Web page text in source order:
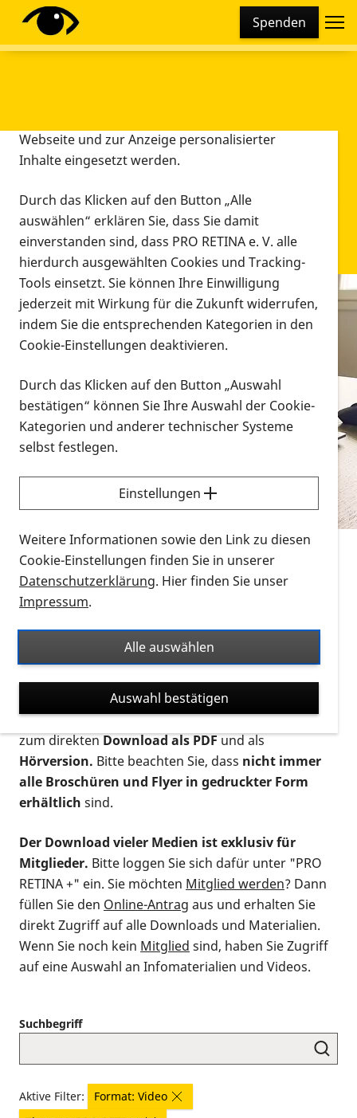
Spenden
Infomaterial
Infomaterial
Vorlesen
Alle Infomaterialien in verschiedenen
Formaten an einem Ort
Sie möchten wissen, wie Sie nach Infonmaterial
suchen und dieses bestellen bzw. herunterladen
können? Schauen Sie sich dieErklärvideos zum
Thema Infomaterial auf der PRO RETINA-Website
für blinde und sehbehinderte Menschen an.
Auf dieser Seite finden Sie sämtliches Infomaterial
Ort. Nutzen Sie den Formatfilter, um ausschließlich
nach Flyern und Broschüren, Audios oder Videos zu
suchen. Die meisten Flyer und Broschüren werden in
verschiedenen Formaten angeboten: zur
postalischen Bestellung als gedruckte Variante
zum direktenDownload als PDFund als
Hörversion. Bitte beachten Sie, dass nicht immer
alle Broschüren und Flyer in gedruckter Form
erhältlich sind.
Der Download vieler Medien ist exklusiv für
Mitglieder. Bitte loggen Sie sich dafür unter "PRO
RETINA +" ein. Sie möchten Mitglied werden? Dann
füllen Sie den Online-Antrag aus und erhalten Sie
direkt Zugriff auf alle Downloads und Materialien.
Wenn Sie noch kein Mitglied sind, haben Sie Zugriff
auf eine Auswahl an Infomaterialien und Videos.
Suchbegriff
Aktive Filter:
Format: Video
Diese Webseite setzt verschiedene Cookies und
Tracking-Tools ein. Dies beinhaltet Cookies und
Webseite und zur Anzeige personalisierter
Inhalte eingesetzt werden.
Durch das Klicken auf den Button „Alle
auswählen“ erklären Sie, dass Sie damit
einverstanden sind, dass PRO RETINA e. V. alle
hierdurch ausgewählten Cookies und Tracking-
Tools einsetzt. Sie können Ihre Einwilligung
jederzeit mit Wirkung für die Zukunft widerrufen,
indem Sie die entsprechenden Kategorien in den
Cookie-Einstellungen deaktivieren.
Durch das Klicken auf den Button „Auswahl
bestätigen“ können Sie Ihre Auswahl der Cookie-
Kategorien und anderer technischer Systeme
selbst festlegen.
Einstellungen
Weitere Informationen sowie den Link zu diesen
Cookie-Einstellungen finden Sie in unserer
Datenschutzerklärung. Hier finden Sie unser
Impressum.
Alle auswählen
Auswahl bestätigen